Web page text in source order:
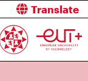
Translate